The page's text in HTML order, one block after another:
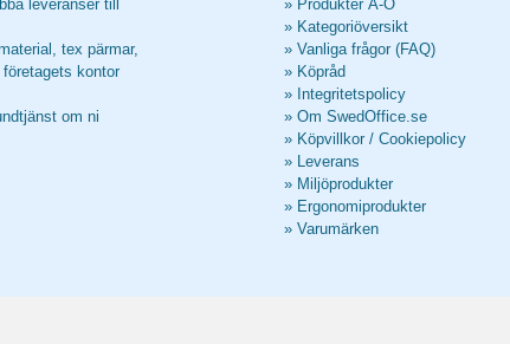
leveranser till
tex pärmar,
kontor
om ni
» Produkter A-Ö
» Kategoriöversikt
» Vanliga frågor (FAQ)
» Köpråd
» Integritetspolicy
» Om SwedOffice.se
» Köpvillkor / Cookiepolicy
» Leverans
» Miljöprodukter
» Ergonomiprodukter
» Varumärken